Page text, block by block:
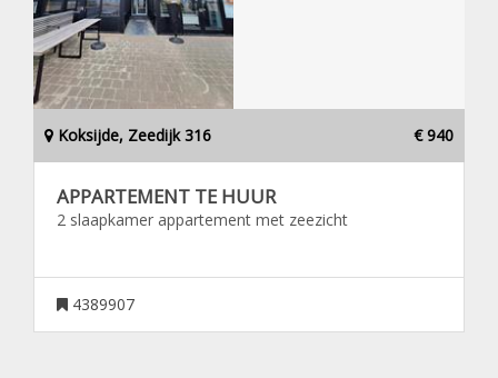
Koksijde, Zeedijk 316 € 940
APPARTEMENT TE HUUR
2 slaapkamer appartement met zeezicht
4389907